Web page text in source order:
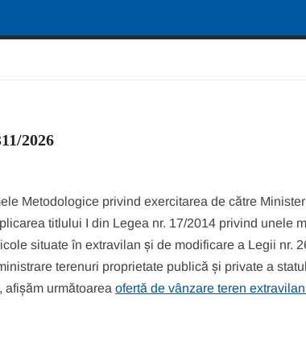
2026
Metodologice privind exercitarea de către
titlului I din Legea nr. 17/2014 privind unele
situate în extravilan și de modificare a Legii nr.
terenuri proprietate publică și private a
afișăm următoareaofertă de vânzare teren extravilan